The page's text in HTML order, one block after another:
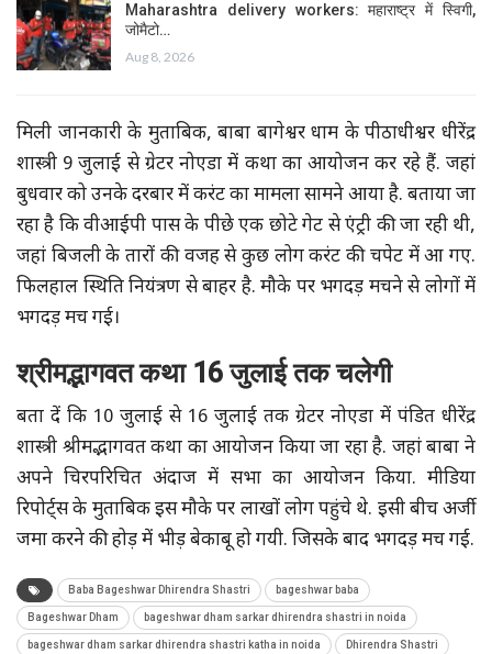
Maharashtra delivery workers: महाराष्ट्र में स्विगी,
जोमैटो…
Aug 8, 2026
मिली जानकारी के मुताबिक, बाबा बागेश्वर धाम के पीठाधीश्वर धीरेंद्र
शास्त्री 9 जुलाई से ग्रेटर नोएडा में कथा का आयोजन कर रहे हैं. जहां
बुधवार को उनके दरबार में करंट का मामला सामने आया है. बताया जा
रहा है कि वीआईपी पास के पीछे एक छोटे गेट से एंट्री की जा रही थी,
जहां बिजली के तारों की वजह से कुछ लोग करंट की चपेट में आ गए.
फिलहाल स्थिति नियंत्रण से बाहर है. मौके पर भगदड़ मचने से लोगों में
भगदड़ मच गई।
श्रीमद्भागवत कथा 16 जुलाई तक चलेगी
बता दें कि 10 जुलाई से 16 जुलाई तक ग्रेटर नोएडा में पंडित धीरेंद्र
शास्त्री श्रीमद्भागवत कथा का आयोजन किया जा रहा है. जहां बाबा ने
अपने चिरपरिचित अंदाज में सभा का आयोजन किया. मीडिया
रिपोर्ट्स के मुताबिक इस मौके पर लाखों लोग पहुंचे थे. इसी बीच अर्जी
जमा करने की होड़ में भीड़ बेकाबू हो गयी. जिसके बाद भगदड़ मच गई.
Baba Bageshwar Dhirendra Shastri bageshwar baba
Bageshwar Dham bageshwar dham sarkar dhirendra shastri in noida
bageshwar dham sarkar dhirendra shastri katha in noida Dhirendra Shastri